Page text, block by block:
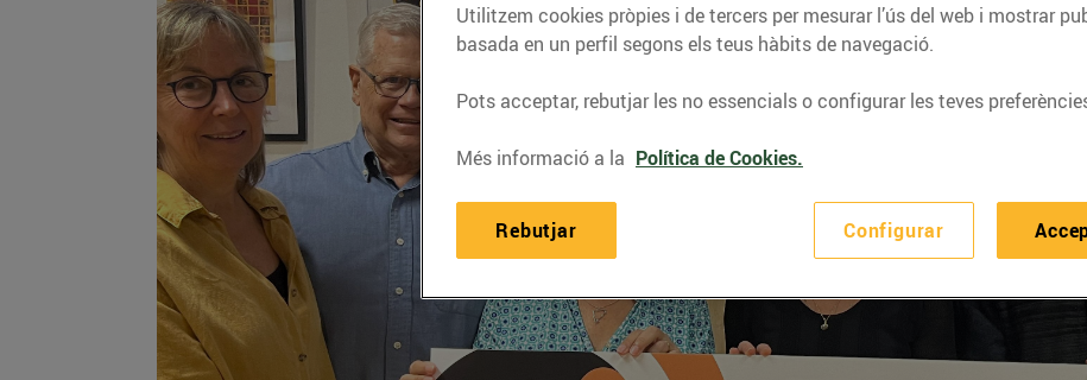
Utilitzem cookies pròpies i de tercers per mesurar l’ús del web i mostrar
basada en un perfil segons els teus hàbits de navegació.
Pots acceptar, rebutjar les no essencials o configurar les teves
Més informació a la Política de Cookies.
Configurar
Rebutjar